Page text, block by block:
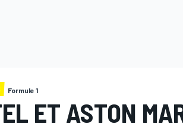
Formule 1
ET ASTON